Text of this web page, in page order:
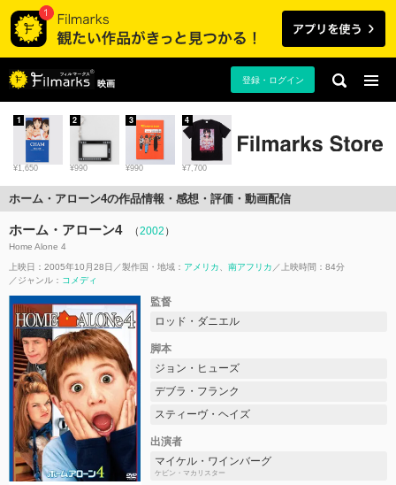
映画 登録・ログイン
¥1,650
1
¥990
2
¥990
3
¥7,700
4
ホーム・アローン4の作品情報・感想・評価・動画配信
ホーム・アローン4 （2002 ）
Home Alone 4
上映日：2005年10月28日 製作国・地域： アメリカ 南アフリカ
上映時間：84分
ジャンル： コメディ
監督
ロッド・ダニエル
脚本
ジョン・ヒューズ
デブラ・フランク
スティーヴ・ヘイズ
出演者
マイケル・ワインバーグ
ケビン・マカリスター